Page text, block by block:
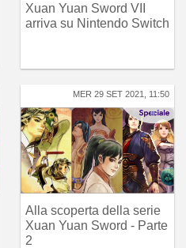
Xuan Yuan Sword VII
arriva su Nintendo Switch
MER 29 SET 2021, 11:50
Alla scoperta della serie
Xuan Yuan Sword - Parte
2